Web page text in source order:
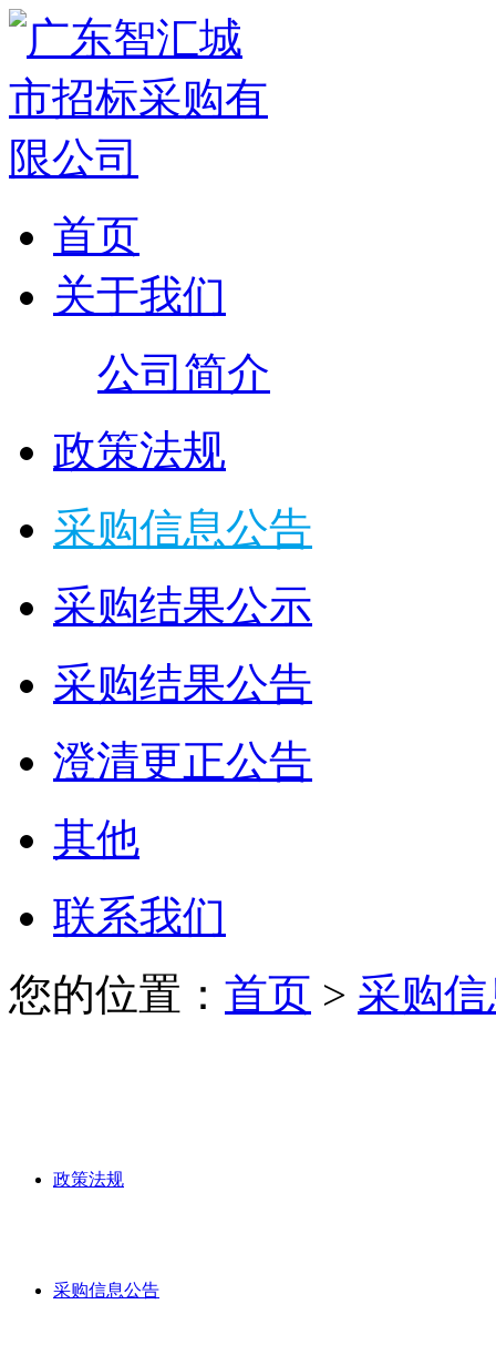
首页
关于我们
公司简介
政策法规
采购信息公告
采购结果公示
采购结果公告
澄清更正公告
其他
联系我们
您的位置： 首页 > 采购
政策法规
采购信息公告